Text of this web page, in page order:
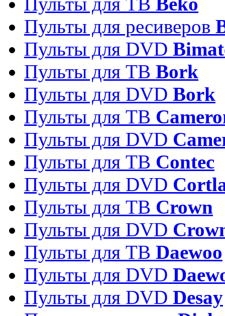
Пульты для ресиверов
Пульты для DVD
Пульты для ТВ Bork
Пульты для DVD Bork
Пульты для ТВ
Пульты для DVD
Пульты для ТВ Contec
Пульты для DVD
Пульты для ТВ Crown
Пульты для DVD
Пульты для ТВ Daewoo
Пульты для DVD
Пульты для DVD Desay